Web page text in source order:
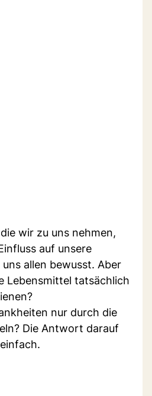
wir zu uns nehmen,
auf unsere
allen bewusst. Aber
Lebensmittel tatsächlich
nur durch die
Die Antwort darauf